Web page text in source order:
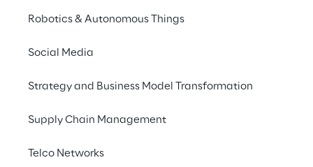
Robotics & Autonomous Things
Social Media
Strategy and Business Model Transformation
Supply Chain Management
Telco Networks